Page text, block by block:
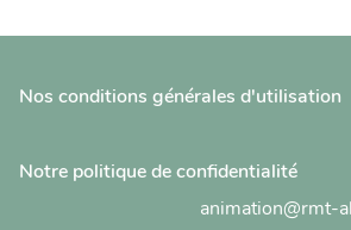
Nos conditions générales d'utilisation
Notre politique de confidentialité
animation@rmt-